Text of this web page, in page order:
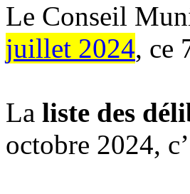
Le Conseil
juillet 2024, ce
La liste des
octobre 2024,